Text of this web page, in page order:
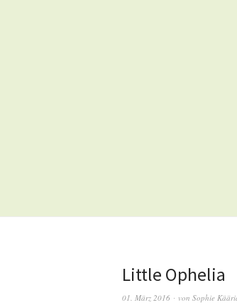
Little Ophelia
01. März 2016 von Sophie